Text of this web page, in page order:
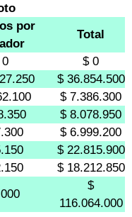
por
Total
$ 0
$ 36.854.500
$ 7.386.300
$ 8.078.950
$ 6.999.200
$ 22.815.900
$ 18.212.850
$
116.064.000